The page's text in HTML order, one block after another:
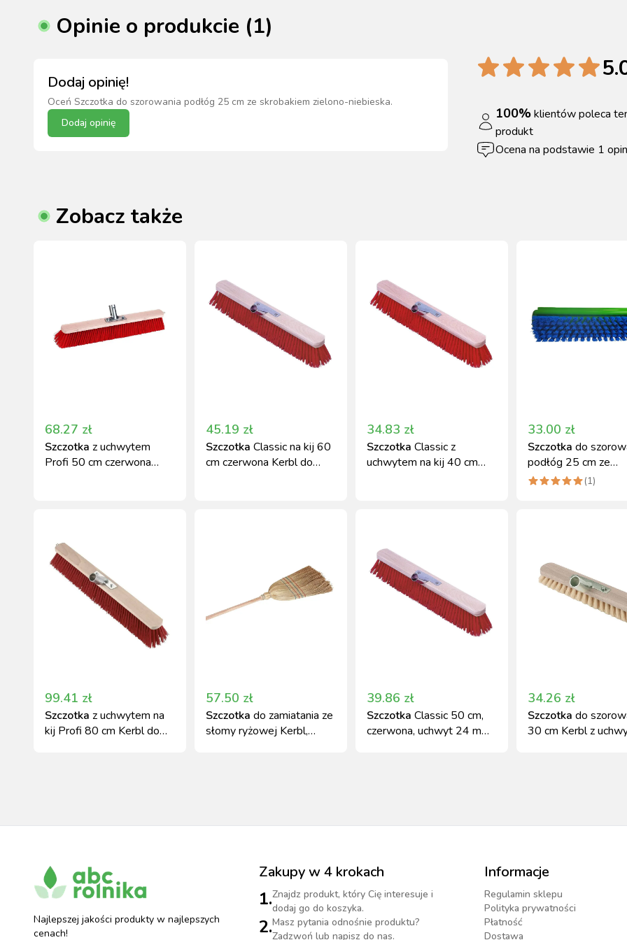
Opinie o produkcie (1)
Dodaj opinię!
Oceń Szczotka do szorowania podłóg 25 cm ze skrobakiem zielono-niebieska.
Dodaj opinię
100%klientów poleca
produkt
Ocena na podstawie 1
Zobacz także
68.27 zł
Szczotka z uchwytem
Profi 50 cm czerwona
45.19 zł
Szczotka Classic na kij 60
cm czerwona Kerbl do
34.83 zł
Szczotka Classic z
uchwytem na kij 40 cm
33.00 zł
Szczotka do
podłóg 25 cm ze
skrobakiem zielono-
(1)
99.41 zł
Szczotka z uchwytem na
kij Profi 80 cm Kerbl do
57.50 zł
Szczotka do zamiatania ze
słomy ryżowej Kerbl,
39.86 zł
Szczotka Classic 50 cm,
czerwona, uchwyt 24 mm
34.26 zł
Szczotka do
30 cm Kerbl z
Najlepszej jakości produkty w najlepszych
cenach!
Zakupy w 4 krokach
1.Znajdz produkt, który Cię interesuje i
dodaj go do koszyka.
2.Masz pytania odnośnie produktu?
Zadzwoń lub napisz do nas.
Informacje
Regulamin sklepu
Polityka prywatności
Płatność
Dostawa